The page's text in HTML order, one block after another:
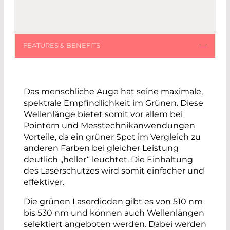
Das menschliche Auge hat seine maximale,
spektrale Empfindlichkeit im Grünen. Diese
Wellenlänge bietet somit vor allem bei
Pointern und Messtechnikanwendungen
Vorteile, da ein grüner Spot im Vergleich zu
anderen Farben bei gleicher Leistung
deutlich „heller“ leuchtet. Die Einhaltung
des Laserschutzes wird somit einfacher und
effektiver.
Die grünen Laserdioden gibt es von 510 nm
bis 530 nm und können auch Wellenlängen
selektiert angeboten werden. Dabei werden